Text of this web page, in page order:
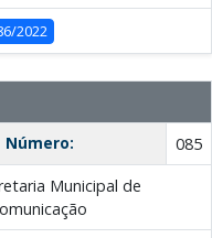
2022
Número:
085
Municipal de